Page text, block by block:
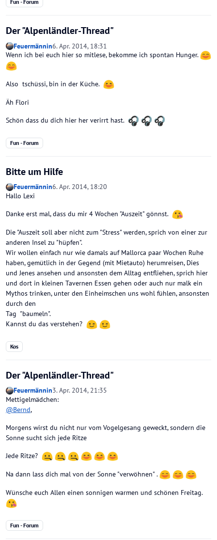
Fun - Forum
Der "Alpenländler-Thread"
Feuermännin6. Apr. 2014, 18:31
Wenn ich bei euch hier so mitlese, bekomme ich spontan Hunger.
Also tschüssi, bin in der Küche.
Äh Flori
Schön dass du dich hier her verirrt hast.
Fun - Forum
Bitte um Hilfe
Feuermännin6. Apr. 2014, 18:20
Hallo Lexi
Danke erst mal, dass du mir 4 Wochen "Auszeit" gönnst.
Die "Auszeit soll aber nicht zum "Stress" werden, sprich von einer zur
anderen Insel zu "hüpfen".
Wir wollen einfach nur wie damals auf Mallorca paar Wochen Ruhe
haben, gemütlich in der Gegend (mit Mietauto) herumreisen, Dies
und Jenes ansehen und ansonsten dem Alltag entfliehen, sprich hier
und dort in kleinen Tavernen Essen gehen oder auch nur malk ein
Mythos trinken, unter den Einheimschen uns wohl fühlen, ansonsten
durch den
Tag "baumeln".
Kannst du das verstehen?
Kos
Der "Alpenländler-Thread"
Feuermännin3. Apr. 2014, 21:35
Mettigelmädchen:
@Bernd,
Morgens wirst du nicht nur vom Vogelgesang geweckt, sondern die
Sonne sucht sich jede Ritze
Jede Ritze?
Na dann lass dich mal von der Sonne "verwöhnen" .
Wünsche euch Allen einen sonnigen warmen und schönen Freitag.
Fun - Forum